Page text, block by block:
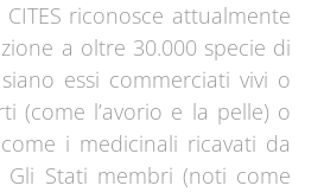
riconosce attualmente
a oltre 30.000 specie di
essi commerciati vivi o
(come l’avorio e la pelle) o
i medicinali ricavati da
Gli Stati membri (noti come